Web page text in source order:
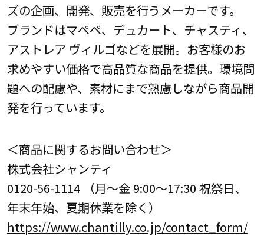
ズの企画、開発、販売を行うメーカーです。
ブランドはマペペ、デュカート、チャスティ、
アストレア ヴィルゴなどを展開。お客様のお
求めやすい価格で高品質な商品を提供。環境問
題への配慮や、素材にまで熟慮しながら商品開
発を行っています。
＜商品に関するお問い合わせ＞
株式会社シャンティ
0120-56-1114 （月～金 9:00～17:30 祝祭日、
年末年始、夏期休業を除く）
https://www.chantilly.co.jp/contact_form/